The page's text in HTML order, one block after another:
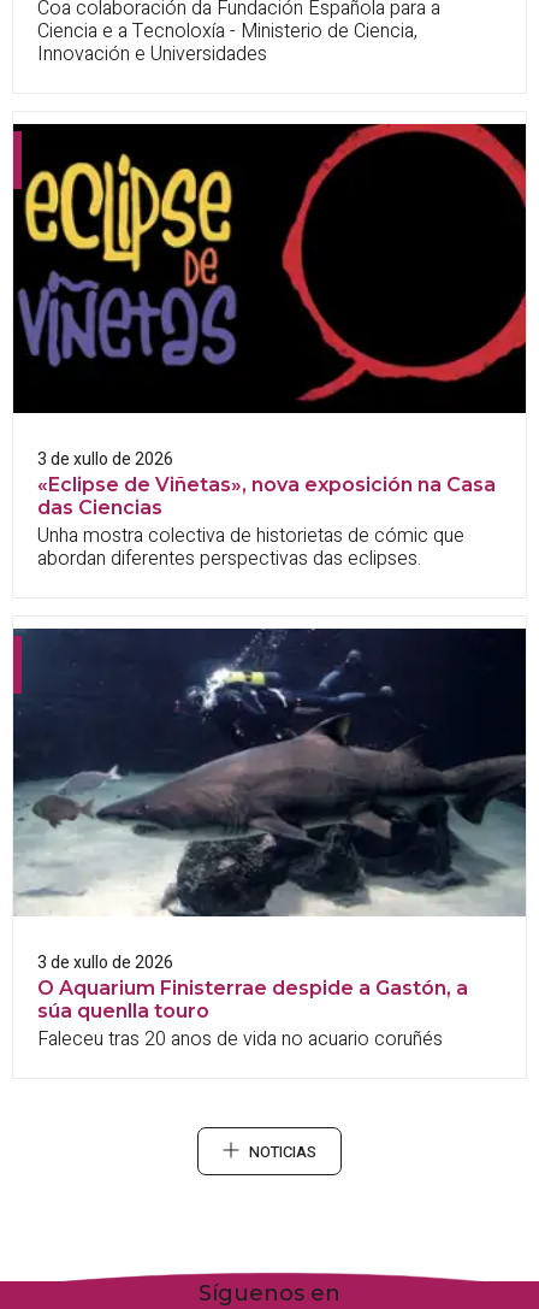
Coa colaboración da Fundación Española para a
Ciencia e a Tecnoloxía - Ministerio de Ciencia,
Innovación e Universidades
3 de xullo de 2026
«Eclipse de Viñetas», nova exposición na Casa
das Ciencias
Unha mostra colectiva de historietas de cómic que
abordan diferentes perspectivas das eclipses.
3 de xullo de 2026
O Aquarium Finisterrae despide a Gastón, a
súa quenlla touro
Faleceu tras 20 anos de vida no acuario coruñés
NOTICIAS
Síguenos en